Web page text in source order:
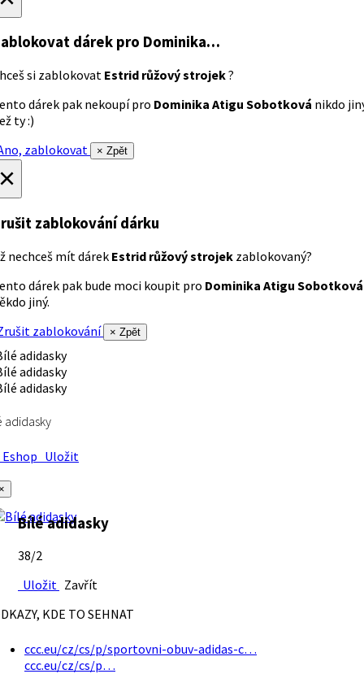
dárek pro Dominika…
si zablokovat Estrid růžový strojek?
dárek pak nekoupí pro Dominika Atigu Sobotková nikdo
ty :)
zablokovat
× Zpět
zablokování dárku
nechceš mít dárek Estrid růžový strojek zablokovaný?
dárek pak bude moci koupit pro Dominika Atigu Sobotková
jiný.
zablokování
× Zpět
adidasky
Uložit
Bílé adidasky
38/2
Uložit Zavřít
KDE TO SEHNAT
ccc.eu/cz/cs/p/sportovni-obuv-adidas-c…
ccc.eu/cz/cs/p…